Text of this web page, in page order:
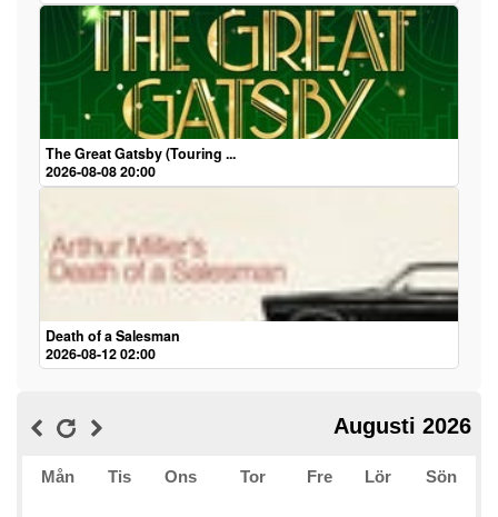
The Great Gatsby (Touring ...
2026-08-08 20:00
Death of a Salesman
2026-08-12 02:00
Augusti 2026
Mån Tis Ons Tor Fre Lör Sön